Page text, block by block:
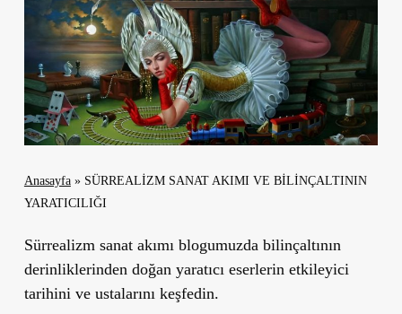
Anasayfa» SÜRREALİZM SANAT AKIMI VE BİLİNÇALTININ
YARATICILIĞI
Sürrealizm sanat akımı blogumuzda bilinçaltının
derinliklerinden doğan yaratıcı eserlerin etkileyici
tarihini ve ustalarını keşfedin.